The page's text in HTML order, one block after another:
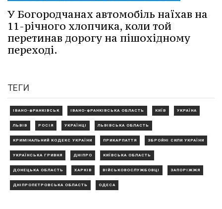
У Богородчанах автомобіль наїхав на
11-річного хлопчика, коли той
перетинав дорогу на пішохідному
переході.
ТЕГИ
ІВАНО-ФРАНКІВСЬК ІВАНО-ФРАНКІВСЬКА ОБЛАСТЬ КИЇВ УКРАЇНА
ЛЬВІВ РОСІЯ УКРАЇНЦІ ЛЬВІВСЬКА ОБЛАСТЬ
КРИМІНАЛЬНИЙ КОДЕКС УКРАЇНИ ПРИКАРПАТТЯ ЗБРОЙНІ СИЛИ УКРАЇНИ
УКРАЇНСЬКА ГРИВНЯ ДНІПРО КИЇВСЬКА ОБЛАСТЬ
ДОНЕЦЬКА ОБЛАСТЬ ХАРКІВ ВІЙСЬКОВОСЛУЖБОВЦІ ЗАПОРІЖЖЯ
ДНІПРОПЕТРОВСЬКА ОБЛАСТЬ ОДЕСА